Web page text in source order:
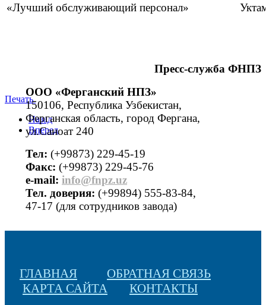
«Лучший обслуживающий персонал»
Пресс-служба ФНПЗ
Печать
Назад
Вперед
ООО «Ферганский НПЗ»
150106, Республика Узбекистан,
Ферганская область, город Фергана,
ул.Саноат 240
Тел: (+99873) 229-45-19
Факс: (+99873) 229-45-76
е-mail: info@fnpz.uz
Тел. доверия: (+99894) 555-83-84,
47-17 (для сотрудников завода)
ГЛАВНАЯ
ОБРАТНАЯ СВЯЗЬ
КАРТА САЙТА
КОНТАКТЫ